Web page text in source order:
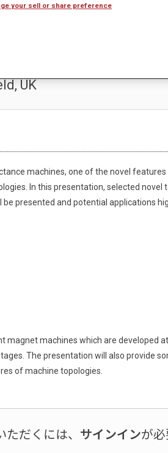
UK
machines, one of the novel
In this presentation, selected
presented and potential applications
magnet machines which are developed
The presentation will also provide
of machine topologies.
だくには、 サインインが
your sell or share preference